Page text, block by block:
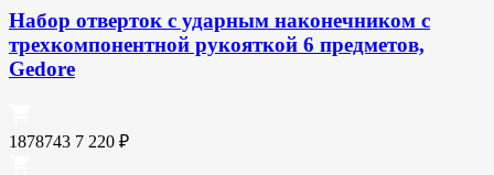
Набор отверток с ударным наконечником с
трехкомпонентной рукояткой 6 предметов,
Gedore
1878743 7 220 ₽